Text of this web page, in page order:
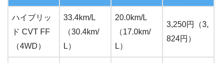
ハイブリッ
ド CVT FF
（4WD）
33.4km/L
（30.4km/
L）
20.0km/L
（17.0km/
L）
3,250円（3,
824円）